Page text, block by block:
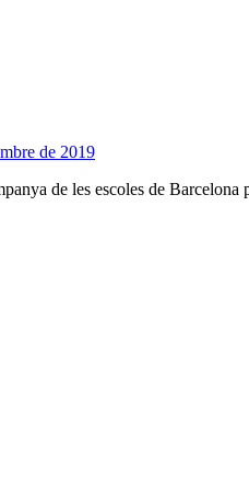
de 2019
de les escoles de